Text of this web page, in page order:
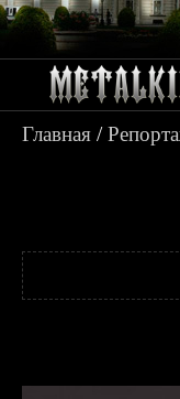
Главная /